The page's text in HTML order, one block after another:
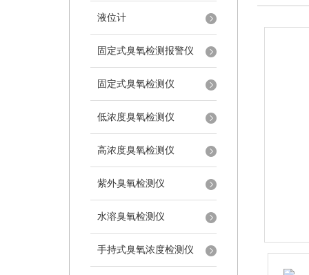
液位计
固定式臭氧检测报警仪
固定式臭氧检测仪
低浓度臭氧检测仪
高浓度臭氧检测仪
紫外臭氧检测仪
水溶臭氧检测仪
手持式臭氧浓度检测仪